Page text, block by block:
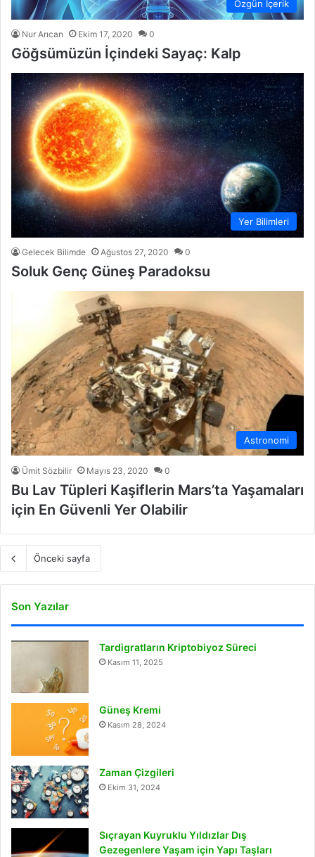
Özgün İçerik
Nur Arıcan Ekim 17, 2020 0
Göğsümüzün İçindeki Sayaç: Kalp
Yer Bilimleri
Gelecek Bilimde Ağustos 27, 2020 0
Soluk Genç Güneş Paradoksu
Astronomi
Ümit Sözbilir Mayıs 23, 2020 0
Bu Lav Tüpleri Kaşiflerin Mars’ta Yaşamaları
için En Güvenli Yer Olabilir
Önceki sayfa
Son Yazılar
Tardigratların Kriptobiyoz Süreci
Kasım 11, 2025
Güneş Kremi
Kasım 28, 2024
Zaman Çizgileri
Ekim 31, 2024
Sıçrayan Kuyruklu Yıldızlar Dış
Gezegenlere Yaşam için Yapı Taşları